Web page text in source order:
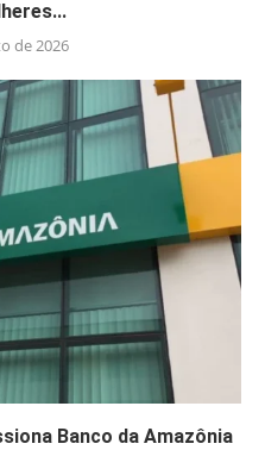
de 2026
Banco da Amazônia